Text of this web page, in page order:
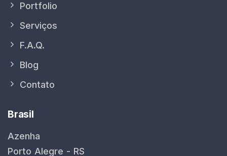
Portfolio
Serviços
F.A.Q.
Blog
Contato
Brasil
Azenha
Porto Alegre - RS